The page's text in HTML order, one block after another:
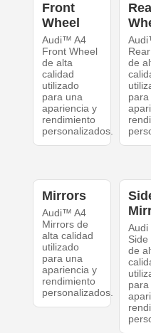
Front
Wheel
Audi™ A4
Front Wheel
de alta
calidad
utilizado
para una
apariencia y
rendimiento
personalizados.
de
Mirrors
Audi™ A4
Mirrors de
alta calidad
utilizado
para una
apariencia y
rendimiento
personalizados.
Audi
de